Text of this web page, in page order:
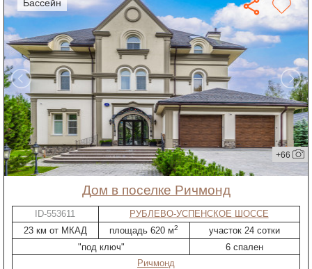
бассейн
+66
дом в поселке Ричмонд
ID-553611
РУБЛЕВО-УСПЕНСКОЕ ШОССЕ
23 км от МКАД
площадь 620 м2
участок 24 сотки
"под ключ"
6 спален
Ричмонд